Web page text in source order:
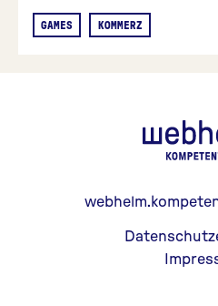
GAMES KOMMERZ